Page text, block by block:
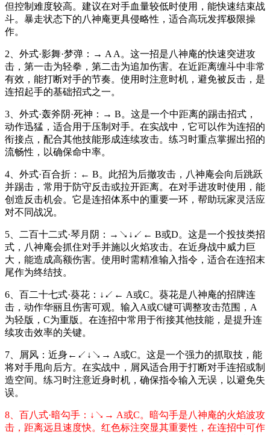
但控制难度较高。建议在对手血量较低时使用，能快速结束战
斗。暴走状态下的八神庵更具侵略性，适合高玩发挥极限操
作。
2、外式·影舞·梦弹：→ A A。这一招是八神庵的快速突进攻
击，第一击为轻拳，第二击为追加伤害。在近距离缠斗中非常
有效，能打断对手的节奏。使用时注意时机，避免被反击，是
连招起手的基础招式之一。
3、外式·轰斧阴·死神：→ B。这是一个中距离的踢击招式，
动作迅猛，适合用于压制对手。在实战中，它可以作为连招的
衔接点，配合其他技能形成连续攻击。练习时重点掌握出招的
流畅性，以确保命中率。
4、外式·百合折：← B。此招为后撤攻击，八神庵会向后跳跃
并踢击，常用于防守反击或拉开距离。在对手进攻时使用，能
创造反击机会。它是连招体系中的重要一环，帮助玩家灵活应
对不同战况。
5、二百十二式·琴月阴：→↘↓↙← B或D。这是一个投技类招
式，八神庵会抓住对手并施以火焰攻击。在近身战中威力巨
大，能造成高额伤害。使用时需精准输入指令，适合在连招末
尾作为终结技。
6、百二十七式·葵花：↓↙← A或C。葵花是八神庵的招牌连
击，动作华丽且伤害可观。输入A或C键可调整攻击范围，A
为轻版，C为重版。在连招中常用于衔接其他技能，是提升连
续攻击效率的关键。
7、屑风：近身←↙↓↘→ A或C。这是一个强力的抓取技，能
将对手甩向后方。在实战中，屑风适合用于打断对手连招或制
造空间。练习时注意近身时机，确保指令输入无误，以避免失
误。
8、百八式·暗勾手：↓↘→ A或C。暗勾手是八神庵的火焰波攻
击，距离远且速度快。红色标注突显其重要性，在连招中可作